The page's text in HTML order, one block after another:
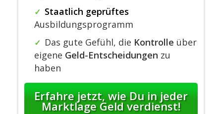
✓ Staatlich geprüftes
Ausbildungsprogramm
✓ Das gute Gefühl, die Kontrolle über
eigene Geld-Entscheidungen zu
haben
Erfahre jetzt, wie Du in jeder
Marktlage Geld verdienst!